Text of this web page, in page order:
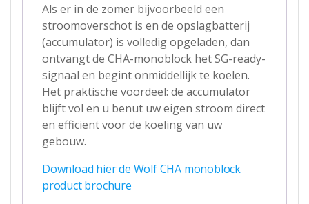
Als er in de zomer bijvoorbeeld een
stroomoverschot is en de opslagbatterij
(accumulator) is volledig opgeladen, dan
ontvangt de CHA-monoblock het SG-ready-
signaal en begint onmiddellijk te koelen.
Het praktische voordeel: de accumulator
blijft vol en u benut uw eigen stroom direct
en efficiënt voor de koeling van uw
gebouw.
Download hier de Wolf CHA monoblock
product brochure